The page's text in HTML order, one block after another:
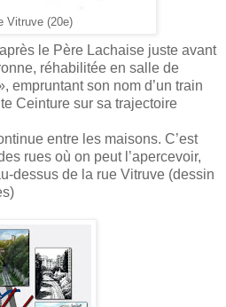
Vitruve (20e)
le Père Lachaise juste avant
réhabilitée en salle de
empruntant son nom d’un train
Ceinture sur sa trajectoire
entre les maisons. C’est
rues où on peut l’apercevoir,
dessus de la rue Vitruve (dessin